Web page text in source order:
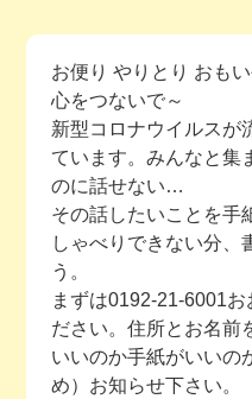
今
ファン
お
お便り やりとり おも
心をつないで～
新型コロナウイルスが
ています。みんなと集
のに話せない…
その話したいことを手
しゃべりできない分、
う。
まずは0192-21-6001お
ださい。住所とお名前
いいのか手紙がいいの
め）お知らせ下さい。